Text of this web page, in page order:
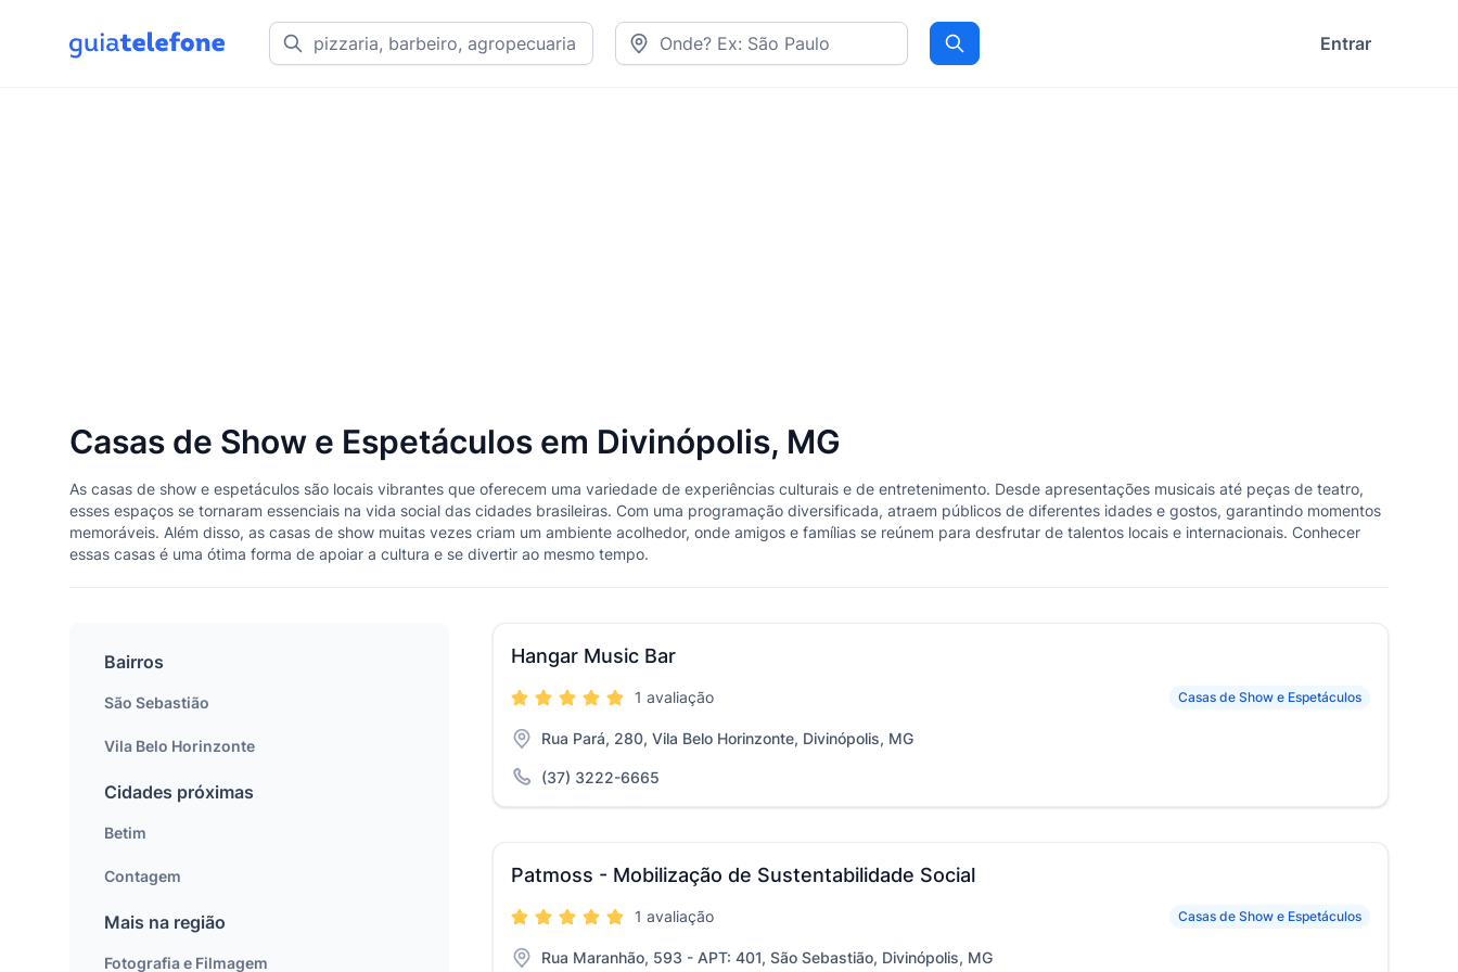
Procurar Entrar
Casas de Show e Espetáculos em Divinópolis, MG
As casas de show e espetáculos são locais vibrantes que oferecem uma variedade de experiências culturais e de entretenimento. Desde apresentações musicais até peças de teatro,
esses espaços se tornaram essenciais na vida social das cidades brasileiras. Com uma programação diversificada, atraem públicos de diferentes idades e gostos, garantindo momentos
memoráveis. Além disso, as casas de show muitas vezes criam um ambiente acolhedor, onde amigos e famílias se reúnem para desfrutar de talentos locais e internacionais. Conhecer
essas casas é uma ótima forma de apoiar a cultura e se divertir ao mesmo tempo.
Hangar Music Bar
Casas de Show e Espetáculos
1 avaliação
Rua Pará, 280, Vila Belo Horinzonte, Divinópolis, MG
(37) 3222-6665
Patmoss - Mobilização de Sustentabilidade Social
Casas de Show e Espetáculos
1 avaliação
Rua Maranhão, 593 - APT: 401, São Sebastião, Divinópolis, MG
Bairros
São Sebastião
Vila Belo Horinzonte
Cidades próximas
Betim
Contagem
Mais na região
Fotografia e Filmagem